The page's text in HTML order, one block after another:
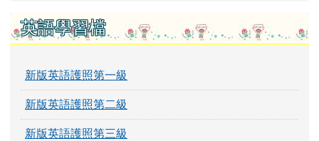
英語學習檔
新版英語護照第一級
新版英語護照第二級
新版英語護照第三級